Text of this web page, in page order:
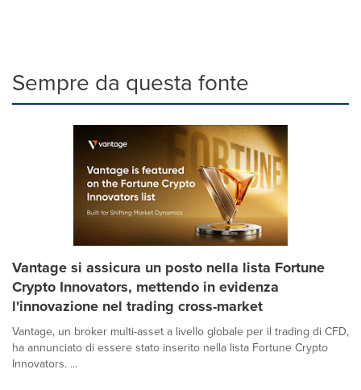
Sempre da questa fonte
Vantage si assicura un posto nella lista Fortune
Crypto Innovators, mettendo in evidenza
l'innovazione nel trading cross-market
Vantage, un broker multi-asset a livello globale per il trading di CFD,
ha annunciato di essere stato inserito nella lista Fortune Crypto
Innovators. ...